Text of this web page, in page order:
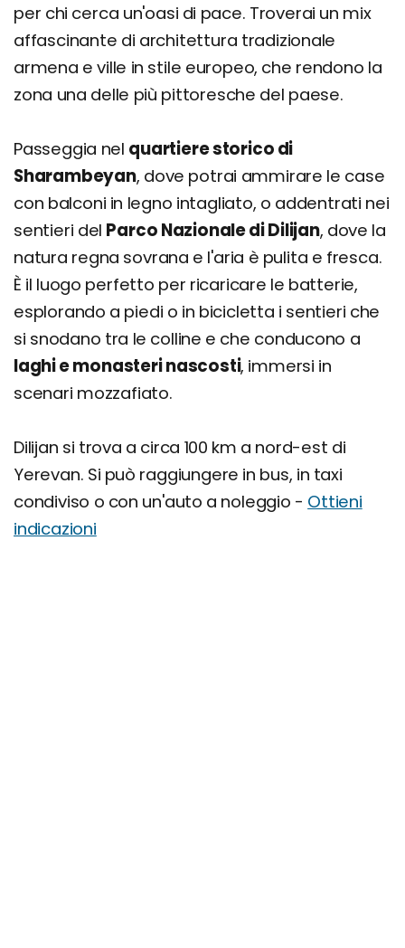
per chi cerca un'oasi di pace. Troverai un mix
affascinante di architettura tradizionale
armena e ville in stile europeo, che rendono la
zona una delle più pittoresche del paese.
Passeggia nel quartiere storico di
Sharambeyan, dove potrai ammirare le case
con balconi in legno intagliato, o addentrati nei
sentieri del Parco Nazionale di Dilijan, dove la
natura regna sovrana e l'aria è pulita e fresca.
È il luogo perfetto per ricaricare le batterie,
esplorando a piedi o in bicicletta i sentieri che
si snodano tra le colline e che conducono a
laghi e monasteri nascosti, immersi in
scenari mozzafiato.
Dilijan si trova a circa 100 km a nord-est di
Yerevan. Si può raggiungere in bus, in taxi
condiviso o con un'auto a noleggio - Ottieni
indicazioni